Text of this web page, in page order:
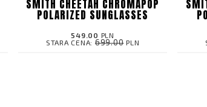
SMITH CHEETAH CHROMAPOP
POLARIZED SUNGLASSES
549.00 PLN
STARA CENA: 699.00PLN